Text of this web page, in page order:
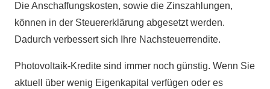
Die Anschaffungskosten, sowie die Zinszahlungen,
können in der Steuererklärung abgesetzt werden.
Dadurch verbessert sich Ihre Nachsteuerrendite.
Photovoltaik-Kredite sind immer noch günstig. Wenn Sie
aktuell über wenig Eigenkapital verfügen oder es